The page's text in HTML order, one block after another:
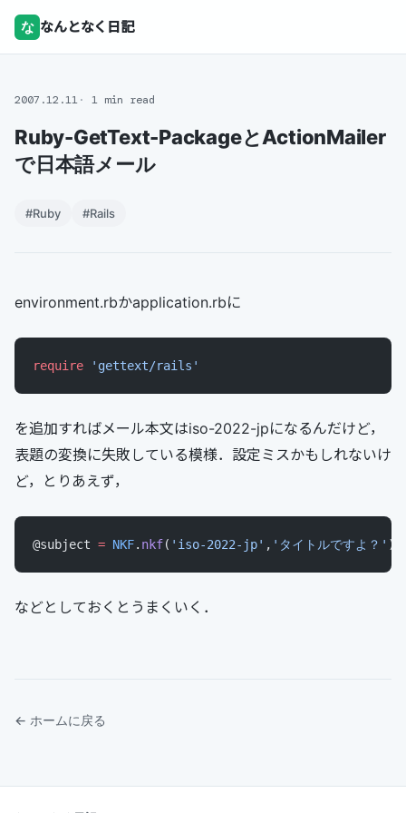
な なんとなく日記
2007.12.11 1 min read
Ruby-GetText-PackageとActionMailer
で日本語メール
#Ruby #Rails
environment.rbかapplication.rbに
require 'gettext/rails'
を追加すればメール本文はiso-2022-jpになるんだけど，
表題の変換に失敗している模様．設定ミスかもしれないけ
ど，とりあえず，
@subject = NKF. nkf( 'iso-2022-jp' , 'タイトルですよ？' )
などとしておくとうまくいく．
← ホームに戻る